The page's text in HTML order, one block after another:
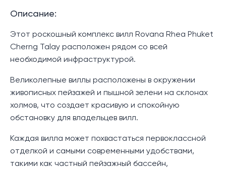
Описание:
Этот роскошный комплекс вилл Rovana Rhea Phuket
Cherng Talay расположен рядом со всей
необходимой инфраструктурой.
Великолепные виллы расположены в окружении
живописных пейзажей и пышной зелени на склонах
холмов, что создает красивую и спокойную
обстановку для владельцев вилл.
Каждая вилла может похвастаться первоклассной
отделкой и самыми современными удобствами,
такими как частный пейзажный бассейн,